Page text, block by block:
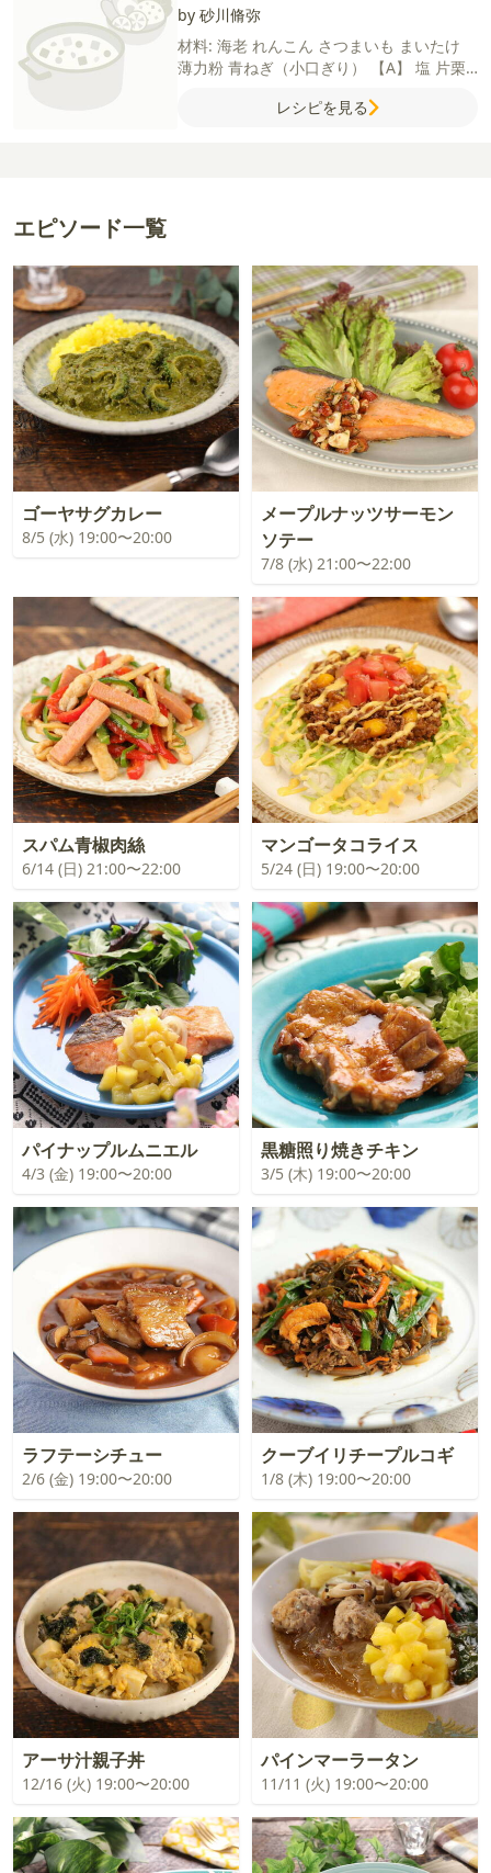
by 砂川脩弥
材料: 海老 れんこん さつまいも まいたけ
薄力粉 青ねぎ（小口ぎり） 【A】 塩 片栗
粉（ふるっておく）レシピを見る
エピソード一覧
ゴーヤサグカレー
8/5 (水) 19:00〜20:00
メープルナッツサーモン
ソテー
7/8 (水) 21:00〜22:00
スパム青椒肉絲
6/14 (日) 21:00〜22:00
マンゴータコライス
5/24 (日) 19:00〜20:00
パイナップルムニエル
4/3 (金) 19:00〜20:00
黒糖照り焼きチキン
3/5 (木) 19:00〜20:00
ラフテーシチュー
2/6 (金) 19:00〜20:00
クーブイリチープルコギ
1/8 (木) 19:00〜20:00
アーサ汁親子丼
12/16 (火) 19:00〜20:00
パインマーラータン
11/11 (火) 19:00〜20:00